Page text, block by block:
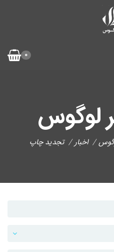
0
لوگوس
اخبار تجدید چاپ